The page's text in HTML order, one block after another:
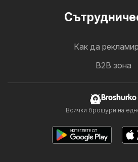
Как да
B2B зона
Broshurko
Всички брошури на